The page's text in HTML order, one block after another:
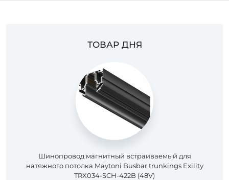
ТОВАР ДНЯ
Шинопровод магнитный встраиваемый для
натяжного потолка Maytoni Busbar trunkings Exility
TRX034-SCH-422B (48V)